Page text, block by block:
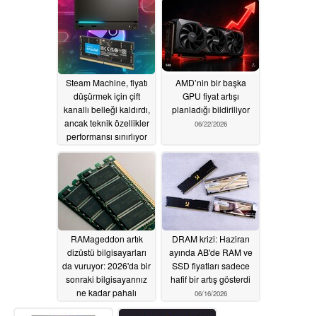
sabitleme iddiaları
nedeniyle dava edildi
07/03/2026
olduğunu gösteriyor
07/01/2026
Steam Machine, fiyatı
düşürmek için çift
kanallı belleği kaldırdı,
ancak teknik özellikler
performansı sınırlıyor
06/23/2026
AMD’nin bir başka
GPU fiyat artışı
planladığı bildiriliyor
06/22/2026
RAMageddon artık
dizüstü bilgisayarları
da vuruyor: 2026'da bir
sonraki bilgisayarınız
ne kadar pahalı
06/16/2026
DRAM krizi: Haziran
ayında AB'de RAM ve
SSD fiyatları sadece
hafif bir artış gösterdi
06/16/2026